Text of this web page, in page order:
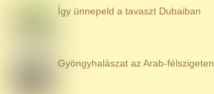
Így ünnepeld a tavaszt Dubaiban
Gyöngyhalászat az Arab-félszigeten